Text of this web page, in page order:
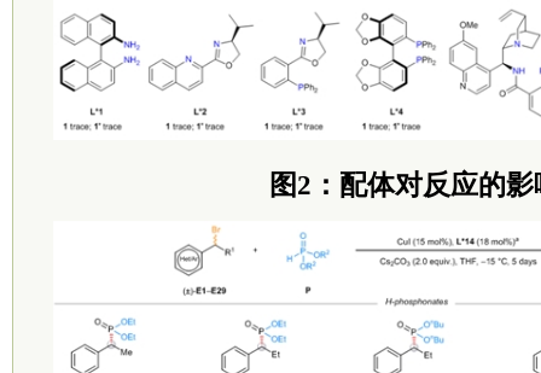
图2：配体对反应的影